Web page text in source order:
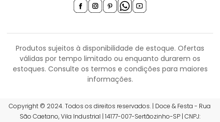
Produtos sujeitos à disponibilidade de estoque. Ofertas
válidas por tempo limitado ou enquanto durarem os
estoques. Consulte os termos e condições para maiores
informações.
Copyright © 2024. Todos os direitos reservados. | Doce & Festa - Rua
São Caetano, Vila Industrial | 14177-007-Sertãozinho-SP | CNPJ:
R$ 1,42